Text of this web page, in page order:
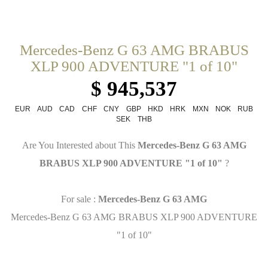
Mercedes-Benz G 63 AMG BRABUS
XLP 900 ADVENTURE "1 of 10"
$ 945,537
EUR AUD CAD CHF CNY GBP HKD HRK MXN NOK
RUB
SEK
THB
Are You Interested about This Mercedes-Benz G 63 AMG
BRABUS XLP 900 ADVENTURE "1 of 10" ?
For sale : Mercedes-Benz G 63 AMG
Mercedes-Benz G 63 AMG BRABUS XLP 900 ADVENTURE
"1 of 10"